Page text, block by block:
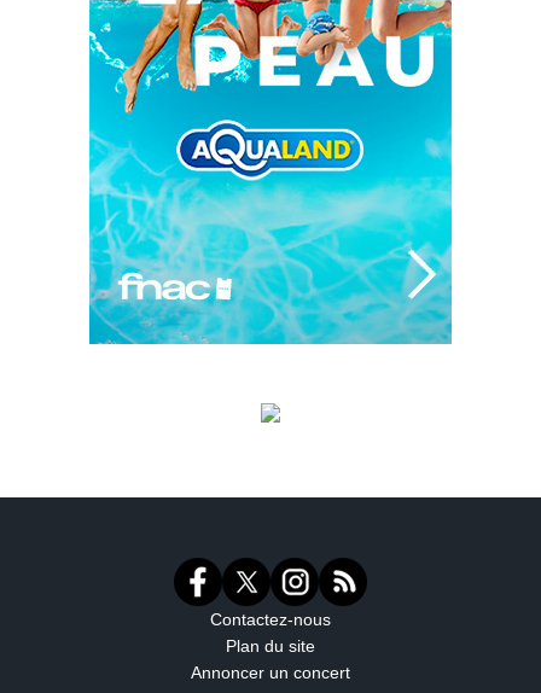
Contactez-nous
Plan du site
Annoncer un concert